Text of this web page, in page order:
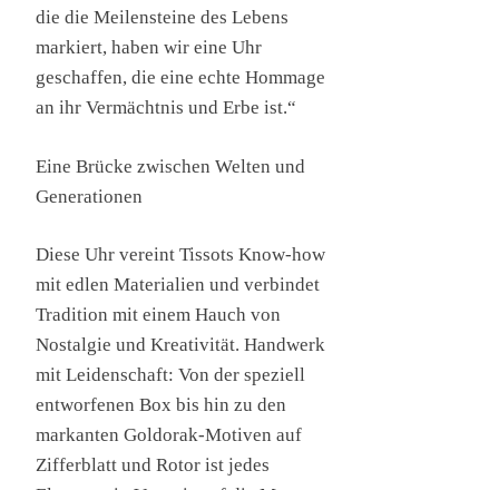
die die Meilensteine des Lebens
markiert, haben wir eine Uhr
geschaffen, die eine echte Hommage
an ihr Vermächtnis und Erbe ist.“
Eine Brücke zwischen Welten und
Generationen
Diese Uhr vereint Tissots Know-how
mit edlen Materialien und verbindet
Tradition mit einem Hauch von
Nostalgie und Kreativität. Handwerk
mit Leidenschaft: Von der speziell
entworfenen Box bis hin zu den
markanten Goldorak-Motiven auf
Zifferblatt und Rotor ist jedes